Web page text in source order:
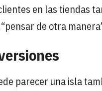
en las tiendas
de otra
parecer una isla